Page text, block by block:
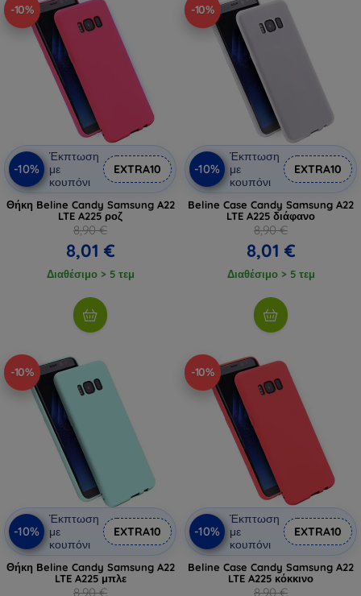
-10%
-10%
Έκπτωση
με
κουπόνι
EXTRA10
Θήκη Beline Candy Samsung A22
LTE A225 ροζ
8,90 €
8,01 €
Διαθέσιμο > 5 τεμ
-10%
-10%
Έκπτωση
με
κουπόνι
EXTRA10
Beline Case Candy Samsung A22
LTE A225 διάφανο
8,90 €
8,01 €
Διαθέσιμο > 5 τεμ
-10%
-10%
Έκπτωση
με
κουπόνι
EXTRA10
Θήκη Beline Candy Samsung A22
LTE A225 μπλε
8,90 €
-10%
-10%
Έκπτωση
με
κουπόνι
EXTRA10
Beline Case Candy Samsung A22
LTE A225 κόκκινο
8,90 €